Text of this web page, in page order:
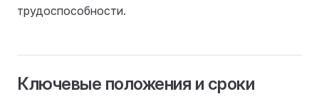
трудоспособности.
Ключевые положения и сроки